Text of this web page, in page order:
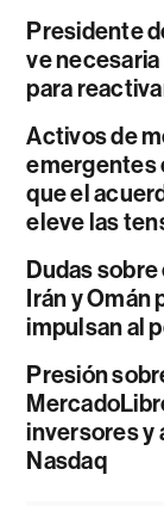
Presidente
ve necesaria
para
Activos de
emergentes
que el
eleve las
Dudas
Irán y Omán
impulsan al
Presión
inversores y
Nasdaq